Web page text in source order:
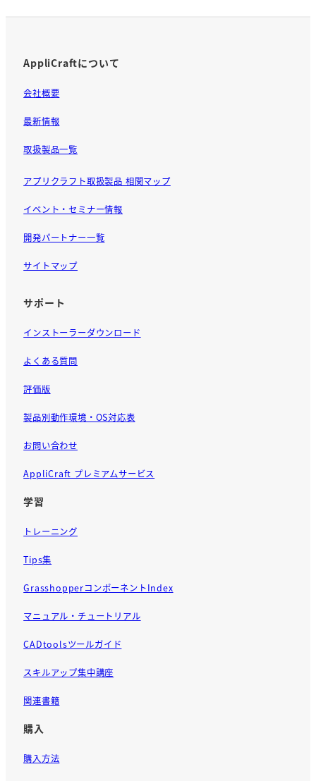
AppliCraftについて
会社概要
最新情報
取扱製品一覧
アプリクラフト取扱製品 相関マップ
イベント・セミナー情報
開発パートナー一覧
サイトマップ
サポート
インストーラーダウンロード
よくある質問
評価版
製品別動作環境・OS対応表
お問い合わせ
AppliCraft プレミアムサービス
学習
トレーニング
Tips集
GrasshopperコンポーネントIndex
マニュアル・チュートリアル
CADtoolsツールガイド
スキルアップ集中講座
関連書籍
購入
購入方法